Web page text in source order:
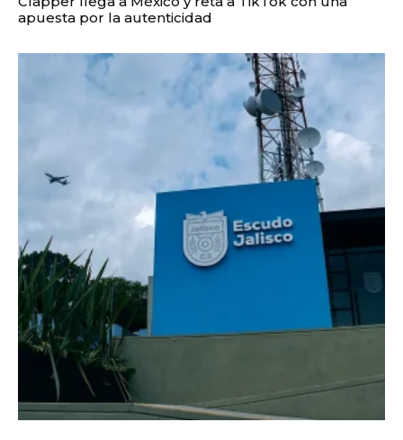
apuesta por la autenticidad